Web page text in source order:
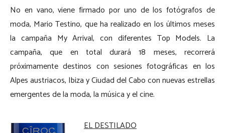
No en vano, viene firmado por uno de los fotógrafos de
moda, Mario Testino, que ha realizado en los últimos meses
la campaña My Arrival, con diferentes Top Models. La
campaña, que en total durará 18 meses, recorrerá
próximamente destinos con sesiones fotográficas en los
Alpes austriacos, Ibiza y Ciudad del Cabo con nuevas estrellas
emergentes de la moda, la música y el cine.
EL DESTILADO